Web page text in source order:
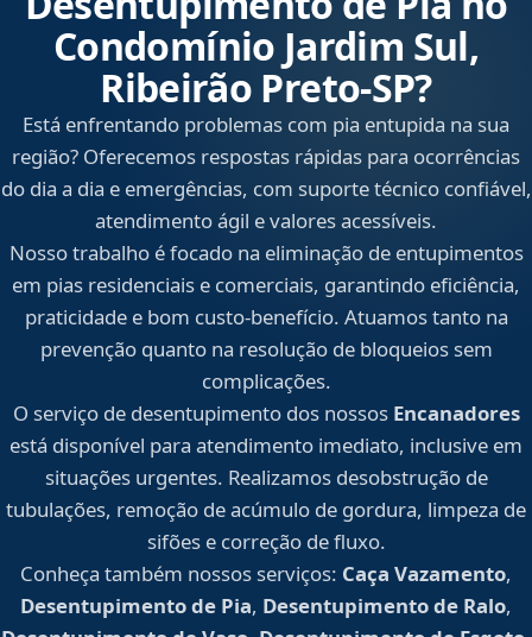
Condomínio Jardim Sul,
Ribeirão Preto‑SP?
Está enfrentando problemas com pia entupida na sua
região? Oferecemos respostas rápidas para ocorrências
do dia a dia e emergências, com suporte técnico confiável,
atendimento ágil e valores acessíveis.
Nosso trabalho é focado na eliminação de entupimentos
em pias residenciais e comerciais, garantindo eficiência,
praticidade e bom custo-benefício. Atuamos tanto na
prevenção quanto na resolução de bloqueios sem
complicações.
O serviço de desentupimento dos nossos Encanadores
está disponível para atendimento imediato, inclusive em
situações urgentes. Realizamos desobstrução de
tubulações, remoção de acúmulo de gordura, limpeza de
sifões e correção de fluxo.
Conheça também nossos serviços: Caça Vazamento,
Desentupimento de Pia, Desentupimento de Ralo,